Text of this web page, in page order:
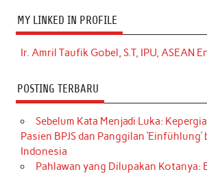
MY LINKED IN PROFILE
Ir. Amril Taufik Gobel, S.T, IPU, ASEAN
POSTING TERBARU
Sebelum Kata Menjadi Luka:
Pasien BPJS dan Panggilan ‘Einfühlung’
Indonesia
Pahlawan yang Dilupakan Kotanya: